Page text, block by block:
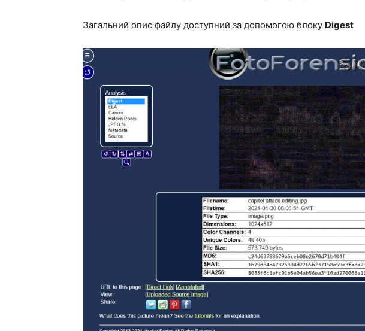
Загальний опис файлу доступний за допомогою блоку Digest